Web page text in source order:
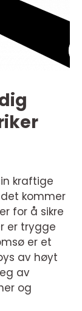
kraftige
kommer
for å sikre
er trygge
er et
av høyt
av
og